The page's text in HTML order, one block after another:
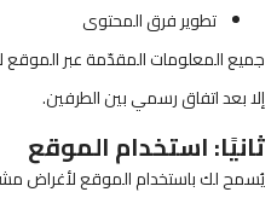
تطوير فرق المحتوى
جميع المعلومات المقدّمة عبر الموقع
إلا بعد اتفاق رسمي بين الطرفين.
ثانيًا: استخدام الموقع
يُسمح لك باستخدام الموقع لأغراض